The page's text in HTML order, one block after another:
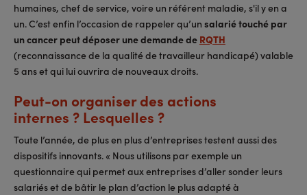
humaines, chef de service, voire un référent maladie, s'il y en a
un. C’est enfin l’occasion de rappeler qu’un salarié touché par
un cancer peut déposer une demande de RQTH
(reconnaissance de la qualité de travailleur handicapé) valable
5 ans et qui lui ouvrira de nouveaux droits.
Peut-on organiser des actions
internes ? Lesquelles ?
Toute l’année, de plus en plus d’entreprises testent aussi des
dispositifs innovants. « Nous utilisons par exemple un
questionnaire qui permet aux entreprises d’aller sonder leurs
salariés et de bâtir le plan d’action le plus adapté à